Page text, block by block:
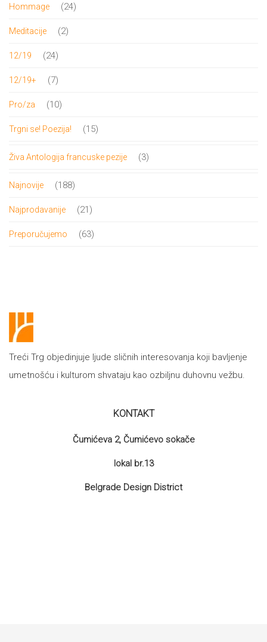
Hommage 2424
Meditacije 22
12/19 2424
12/19+ 77
Pro/za 1010
Trgni se! Poezija! 1515
Živa Antologija francuske pezije 33
Najnovije 188188
Najprodavanije 2121
Preporučujemo 6363
Treći Trg objedinjuje ljude sličnih interesovanja koji bavljenje
umetnošću i kulturom shvataju kao ozbiljnu duhovnu vežbu.
KONTAKT
Čumićeva 2, Čumićevo sokače
lokal br.13
Belgrade Design District